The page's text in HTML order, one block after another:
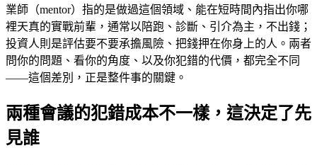
業師（mentor）指的是做過這個領域、能在短時間內指出你哪
裡天真的實戰前輩，通常以陪跑、診斷、引介為主，不出錢；
投資人則是評估要不要承擔風險、把錢押在你身上的人。兩者
問你的問題、看你的角度、以及你犯錯的代價，都完全不同
——這個差別，正是整件事的關鍵。
兩種會議的犯錯成本不一樣，這決定了先
見誰